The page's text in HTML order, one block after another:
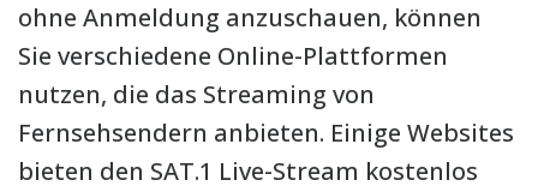
ohne Anmeldung anzuschauen, können
Sie verschiedene Online-Plattformen
nutzen, die das Streaming von
Fernsehsendern anbieten. Einige Websites
bieten den SAT.1 Live-Stream kostenlos